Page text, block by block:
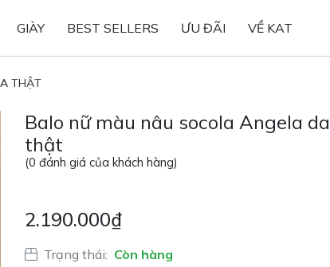
GIÀY BEST SELLERS ƯU ĐÃI VỀ KAT
THẬT
Balo nữ màu nâu socola Angela da
thật
(0 đánh giá của khách hàng)
2.190.000₫
Trạng thái: Còn hàng